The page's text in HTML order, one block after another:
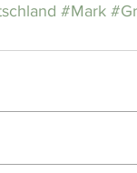
#Mark